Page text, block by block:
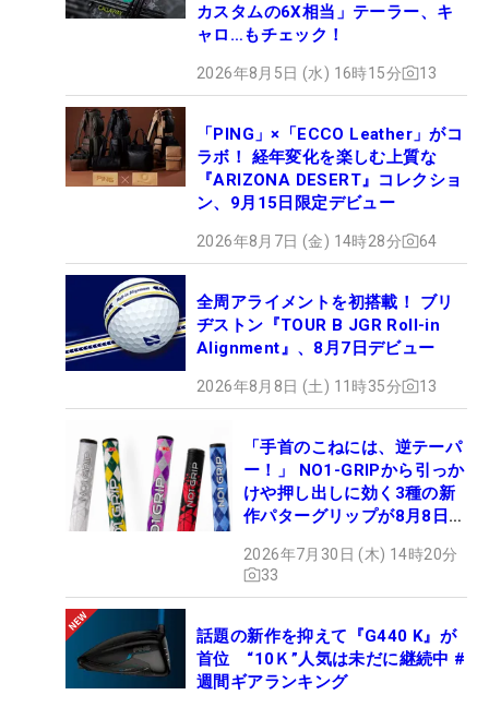
カスタムの6X相当」テーラー、キ
ャロ…もチェック！
2026年8月5日 (水) 16時15分 13
「PING」×「ECCO Leather」がコ
ラボ！ 経年変化を楽しむ上質な
『ARIZONA DESERT』コレクショ
ン、9月15日限定デビュー
2026年8月7日 (金) 14時28分 64
全周アライメントを初搭載！ ブリ
ヂストン『TOUR B JGR Roll-in
Alignment』、8月7日デビュー
2026年8月8日 (土) 11時35分 13
「手首のこねには、逆テーパ
ー！」 NO1-GRIPから引っか
けや押し出しに効く3種の新
作パターグリップが8月8日デ
2026年7月30日 (木) 14時20分
33
話題の新作を抑えて『G440 K』が
首位 “10Ｋ”人気は未だに継続中 #
週間ギアランキング